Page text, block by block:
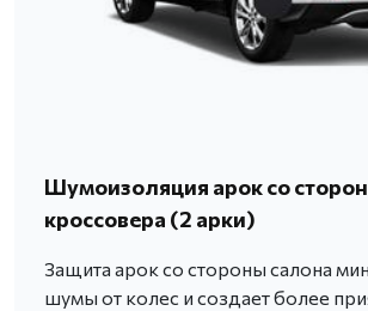
Шумоизоляция арок со
кроссовера (2 арки)
Защита арок со стороны салона
шумы от колес и создает более